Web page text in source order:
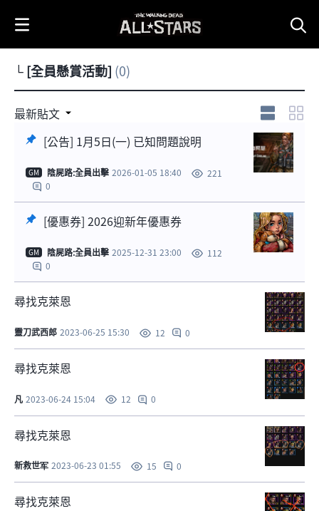
[優惠券]
2026迎新年
優惠券
└ [全員懸賞活動] (0)
最新貼文
[公告] 1月5日(一) 已知問題說明
GM 陰屍路:全員出擊 2026-01-05 18:40
221
0
[優惠券] 2026迎新年優惠券
GM 陰屍路:全員出擊 2025-12-31 23:00
112
0
尋找克萊恩
靈刀武西郎 2023-06-25 15:30 12 0
尋找克萊恩
凡 2023-06-24 15:04 12 0
尋找克萊恩
新救世军 2023-06-23 01:55 15 0
尋找克萊恩